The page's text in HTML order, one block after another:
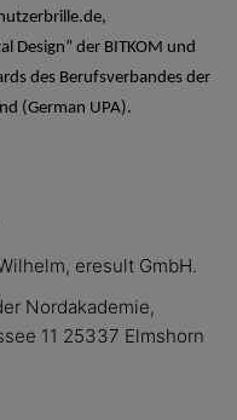
Design” der BITKOM und
des Berufsverbandes der
(German UPA).
eresult GmbH.
Nordakademie,
11 25337 Elmshorn